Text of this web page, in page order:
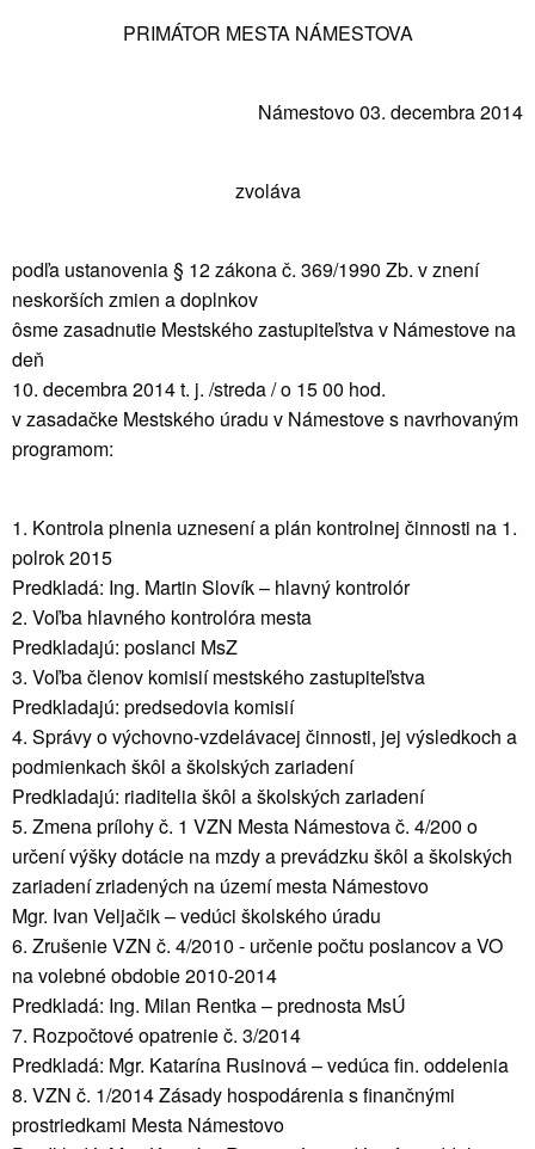
PRIMÁTOR MESTA NÁMESTOVA
Námestovo 03. decembra 2014
zvoláva
podľa ustanovenia § 12 zákona č. 369/1990 Zb. v znení
neskorších zmien a doplnkov
ôsme zasadnutie Mestského zastupiteľstva v Námestove na
deň
10. decembra 2014 t. j. /streda / o 15 00 hod.
v zasadačke Mestského úradu v Námestove s navrhovaným
programom:
1. Kontrola plnenia uznesení a plán kontrolnej činnosti na 1.
polrok 2015
Predkladá: Ing. Martin Slovík – hlavný kontrolór
2. Voľba hlavného kontrolóra mesta
Predkladajú: poslanci MsZ
3. Voľba členov komisií mestského zastupiteľstva
Predkladajú: predsedovia komisií
4. Správy o výchovno-vzdelávacej činnosti, jej výsledkoch a
podmienkach škôl a školských zariadení
Predkladajú: riaditelia škôl a školských zariadení
5. Zmena prílohy č. 1 VZN Mesta Námestova č. 4/200 o
určení výšky dotácie na mzdy a prevádzku škôl a školských
zariadení zriadených na území mesta Námestovo
Mgr. Ivan Veljačik – vedúci školského úradu
6. Zrušenie VZN č. 4/2010 - určenie počtu poslancov a VO
na volebné obdobie 2010-2014
Predkladá: Ing. Milan Rentka – prednosta MsÚ
7. Rozpočtové opatrenie č. 3/2014
Predkladá: Mgr. Katarína Rusinová – vedúca fin. oddelenia
8. VZN č. 1/2014 Zásady hospodárenia s finančnými
prostriedkami Mesta Námestovo